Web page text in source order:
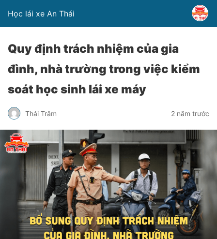
Học lái xe An Thái
Quy định trách nhiệm của gia
đình, nhà trường trong việc kiểm
soát học sinh lái xe máy
Thái Trâm 2 năm trước